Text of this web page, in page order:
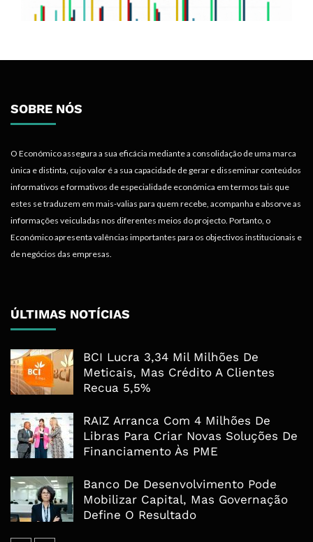
SOBRE NÓS
O Económico assegura a sua eficácia mediante a consolidação de uma marca
única e distinta, cujo valor é a sua capacidade de gerar e disseminar conteúdos
informativos e formativos de especialidade económica em termos tais que
estes se traduzem em mais-valias para quem recebe, acompanha e absorve as
informações veiculadas nos diferentes meios do projecto. Portanto, o
Económico apresenta valências importantes para os objectivos institucionais e
de negócios das empresas.
ÚLTIMAS NOTÍCIAS
BCI Lucra 3,34 Mil Milhões De
Meticais, Mas Crédito A Clientes
Recua 5,5%
RAIZ Arranca Com 4 Milhões De
Libras Para Criar Novas Soluções De
Financiamento Às PME
Banco De Desenvolvimento Pode
Mobilizar Capital, Mas Governação
Define O Resultado